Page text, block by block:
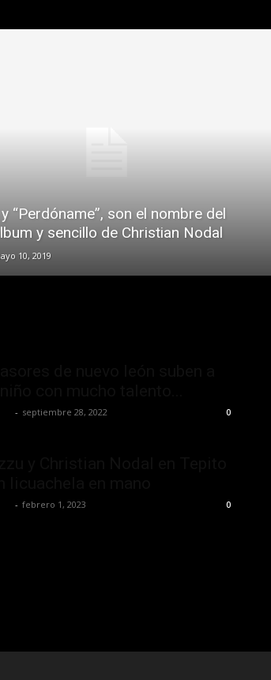
y “Perdóname”, son el nombre del
y sencillo de Christian Nodal
10, 2019
- septiembre 28, 2022 0
- febrero 1, 2023 0